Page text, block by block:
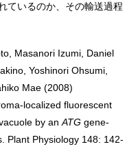
ているのか、その輸送過程
Masanori Izumi, Daniel
Yoshinori Ohsumi,
Mae (2008)
localized fluorescent
by an ATGgene-
Plant Physiology 148: 142-